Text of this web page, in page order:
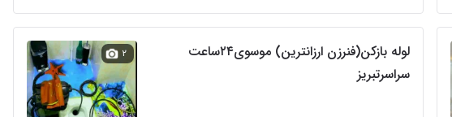
لوله بازکن(فنرزن ارزانترین) موسوی۲۴ساعت
سراسرتبریز
۲